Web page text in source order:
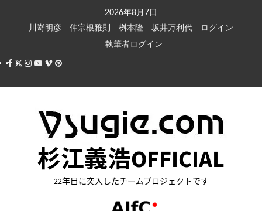
キ
2026年8月7日
川嵜明彦
仲宗根雅則 桝本隆 坂井万利代
ログイン
執筆者ログイン
Facebook
X Instagram
Youtube
VimeoPinterest
杉江義浩OFFICIAL
22年目に突入したチームプロジェクトです